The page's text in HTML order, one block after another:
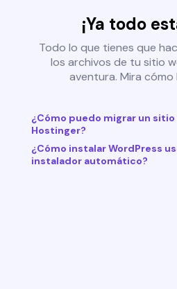
¡Ya todo
Todo lo que tienes que
los archivos de tu sitio
aventura. Mira cómo
¿Cómo puedo migrar un sitio
Hostinger?
¿Cómo instalar WordPress
instalador automático?